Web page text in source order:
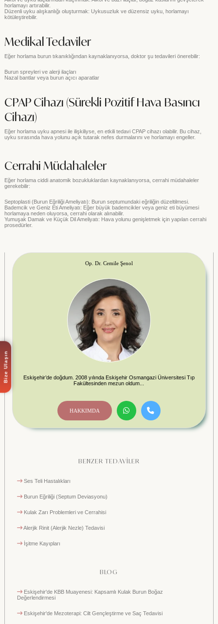
horlamayı artırabilir.
Düzenli uyku alışkanlığı oluşturmak: Uykusuzluk ve düzensiz uyku, horlamayı
kötüleştirebilir.
Medikal Tedaviler
Eğer horlama burun tıkanıklığından kaynaklanıyorsa, doktor şu tedavileri önerebilir:
Burun spreyleri ve alerji ilaçları
Nazal bantlar veya burun açıcı aparatlar
CPAP Cihazı (Sürekli Pozitif Hava Basıncı
Cihazı)
Eğer horlama uyku apnesi ile ilişkiliyse, en etkili tedavi CPAP cihazı olabilir. Bu cihaz,
uyku sırasında hava yolunu açık tutarak nefes durmalarını ve horlamayı engeller.
Cerrahi Müdahaleler
Eğer horlama ciddi anatomik bozukluklardan kaynaklanıyorsa, cerrahi müdahaleler
gerekebilir:
Septoplasti (Burun Eğriliği Ameliyatı): Burun septumundaki eğriliğin düzeltilmesi.
Bademcik ve Geniz Eti Ameliyatı: Eğer büyük bademcikler veya geniz eti büyümesi
horlamaya neden oluyorsa, cerrahi olarak alınabilir.
Yumuşak Damak ve Küçük Dil Ameliyatı: Hava yolunu genişletmek için yapılan cerrahi
prosedürler.
Op. Dr. Cemile Şenol
Eskişehir’de doğdum. 2008 yılında Eskişehir Osmangazi Üniversitesi Tıp
Fakültesinden mezun oldum...
HAKKIMDA
BENZER TEDAVİLER
Ses Teli Hastalıkları
Burun Eğriliği (Septum Deviasyonu)
Kulak Zarı Problemleri ve Cerrahisi
Alerjik Rinit (Alerjik Nezle) Tedavisi
İşitme Kayıpları
BLOG
Eskişehir'de KBB Muayenesi: Kapsamlı Kulak Burun Boğaz
Değerlendirmesi
Eskişehir'de Mezoterapi: Cilt Gençleştirme ve Saç Tedavisi
Bize Ulaşın